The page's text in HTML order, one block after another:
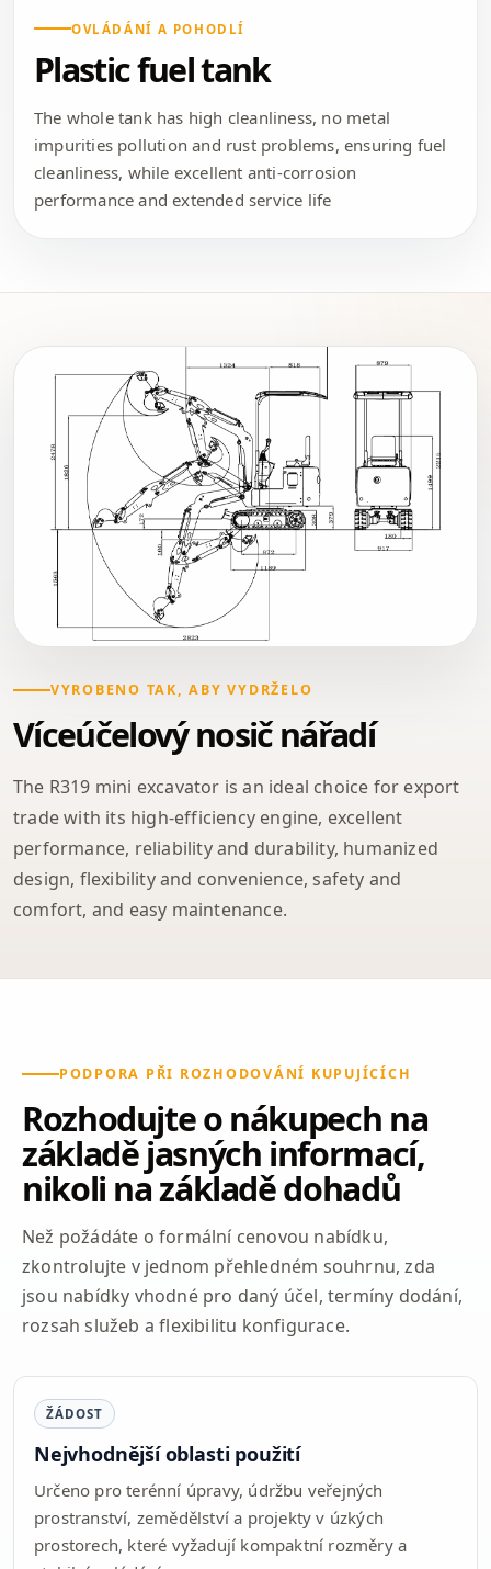
OVLÁDÁNÍ A POHODLÍ
Plastic fuel tank
The whole tank has high cleanliness, no metal
impurities pollution and rust problems, ensuring fuel
cleanliness, while excellent anti-corrosion
performance and extended service life
VYROBENO TAK, ABY VYDRŽELO
Víceúčelový nosič nářadí
The R319 mini excavator is an ideal choice for export
trade with its high-efficiency engine, excellent
performance, reliability and durability, humanized
design, flexibility and convenience, safety and
comfort, and easy maintenance.
PODPORA PŘI ROZHODOVÁNÍ KUPUJÍCÍCH
Rozhodujte o nákupech na
základě jasných informací,
nikoli na základě dohadů
Než požádáte o formální cenovou nabídku,
zkontrolujte v jednom přehledném souhrnu, zda
jsou nabídky vhodné pro daný účel, termíny dodání,
rozsah služeb a flexibilitu konfigurace.
ŽÁDOST
Nejvhodnější oblasti použití
Určeno pro terénní úpravy, údržbu veřejných
prostranství, zemědělství a projekty v úzkých
prostorech, které vyžadují kompaktní rozměry a